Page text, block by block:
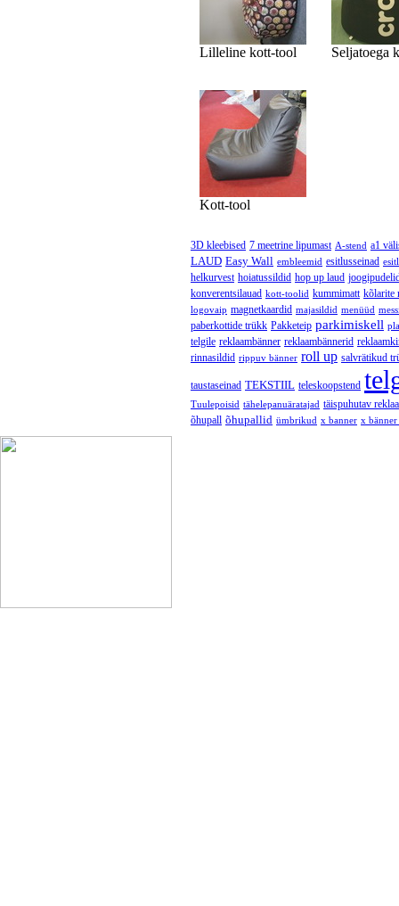
Lilleline kott-tool Seljatoega
Kott-tool
3D kleebised 7 meetrine lipumast A-stend a1
LAUD Easy Wall embleemid esitlusseinad
helkurvest hoiatussildid hop up laud
konverentsilauad kott-toolid kummimatt kõlarite
logovaip magnetkaardid majasildid menüüd
paberkottide trükk Pakketeip parkimiskell
telgile reklaambänner reklaambännerid
rinnasildid rippuv bänner roll up salvrätikud
taustaseinad TEKSTIIL teleskoopstend
Tuulepoisid tähelepanuäratajad täispuhutav
õhupall õhupallid ümbrikud x banner x